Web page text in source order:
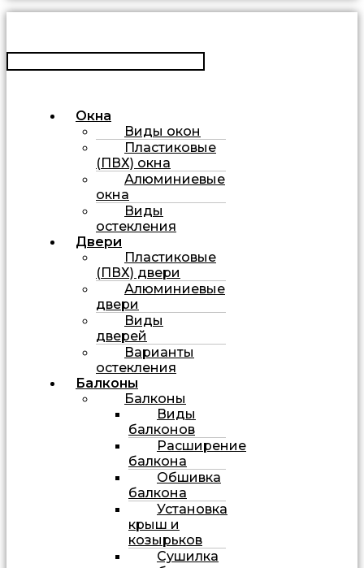
Окна
Виды окон
Пластиковые
(ПВХ) окна
Алюминиевые
окна
Виды
остекления
Двери
Пластиковые
(ПВХ) двери
Алюминиевые
двери
Виды
дверей
Варианты
остекления
Балконы
Балконы
Виды
балконов
Расширение
балкона
Обшивка
балкона
Установка
крыш и
козырьков
Сушилка